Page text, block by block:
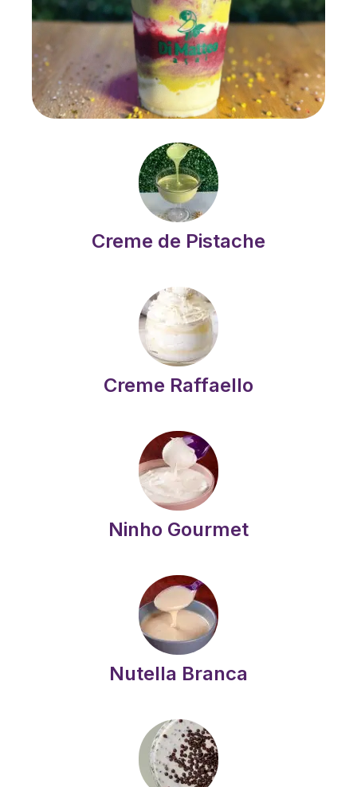
Creme de Pistache
Creme Raffaello
Ninho Gourmet
Nutella Branca